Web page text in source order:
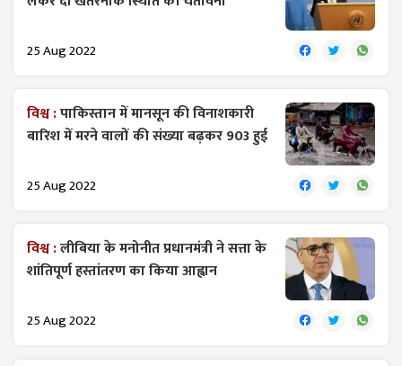
25 Aug 2022
विश्व :पाकिस्तान में मानसून की विनाशकारी
बारिश में मरने वालों की संख्या बढ़कर 903 हुई
25 Aug 2022
विश्व :लीबिया के मनोनीत प्रधानमंत्री ने सत्ता के
शांतिपूर्ण हस्तांतरण का किया आह्वान
25 Aug 2022